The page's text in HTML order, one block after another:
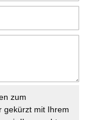
zum
gekürzt mit Ihrem